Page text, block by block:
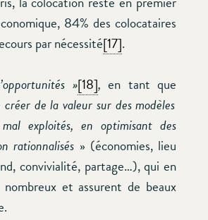
84% des colocataires
par nécessité[17].
»[18],en tant que
créer de la valeur sur des modèles
exploités, en optimisant des
rationnalisés » (économies, lieu
convivialité, partage…), qui en
et assurent de beaux